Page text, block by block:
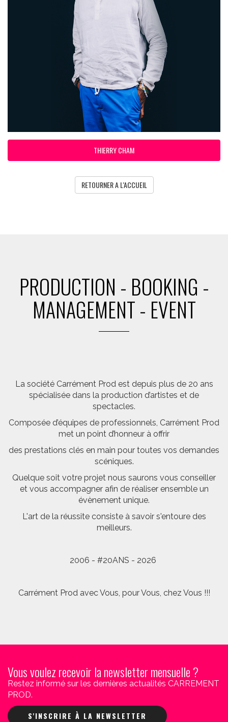
THIERRY CHAM
RETOURNER A L'ACCUEIL
PRODUCTION - BOOKING -
MANAGEMENT - EVENT
La société Carrément Prod est depuis plus de 20 ans
spécialisée dans la production d’artistes et de
spectacles.
Composée d’équipes de professionnels, Carrément Prod
met un point d’honneur à offrir
des prestations clés en main pour toutes vos demandes
scéniques.
Quelque soit votre projet nous saurons vous conseiller
et vous accompagner afin de réaliser ensemble un
évènement unique.
L'art de la réussite consiste à savoir s'entoure des
meilleurs.
2006 - #20ANS - 2026
Carrément Prod avec Vous, pour Vous, chez Vous !!!
Vous voulez recevoir la newsletter mensuelle ?
Restez informé sur les dernières actualités CARREMENT
PROD.
S'INSCRIRE À LA NEWSLETTER